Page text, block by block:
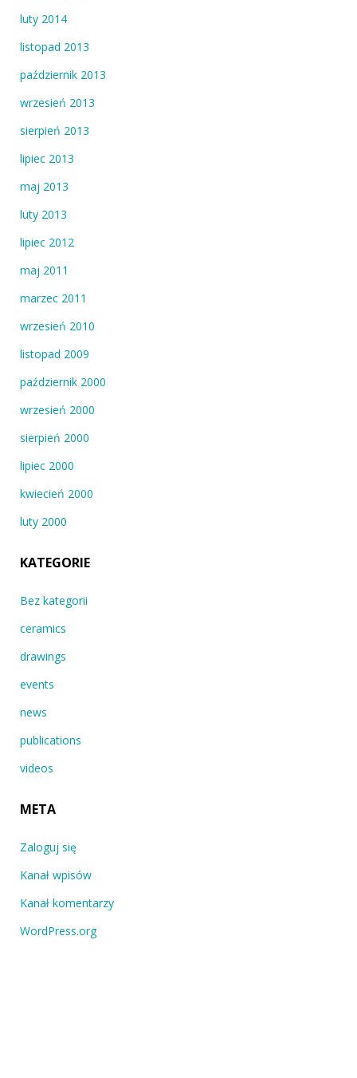
luty 2014
listopad 2013
październik 2013
wrzesień 2013
sierpień 2013
lipiec 2013
maj 2013
luty 2013
lipiec 2012
maj 2011
marzec 2011
wrzesień 2010
listopad 2009
październik 2000
wrzesień 2000
sierpień 2000
lipiec 2000
kwiecień 2000
luty 2000
KATEGORIE
Bez kategorii
ceramics
drawings
events
news
publications
videos
META
Zaloguj się
Kanał wpisów
Kanał komentarzy
WordPress.org